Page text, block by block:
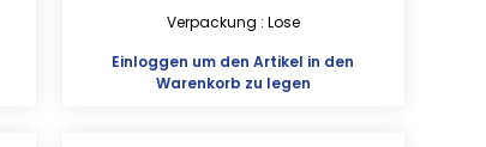
Verpackung : Lose
Einloggen um den Artikel in den
Warenkorb zu legen